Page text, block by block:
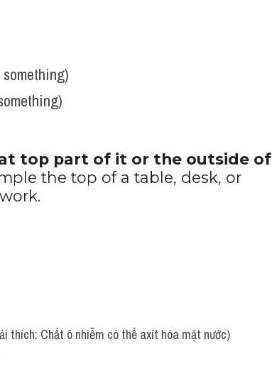
top part of it or the outside of
the top of a table, desk, or
thích: Chất ô nhiễm có thể axít hóa mặt nước)